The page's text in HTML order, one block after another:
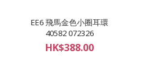
EE6 飛馬金色小圈耳環
40582 072326
HK$388.00